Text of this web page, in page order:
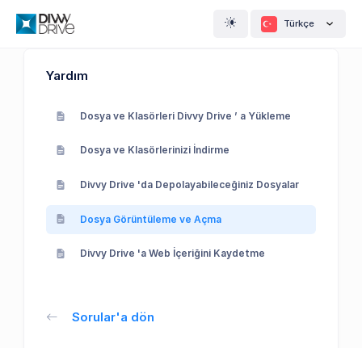
Türkçe
Yardım
Dosya ve Klasörleri Divvy Drive ’ a Yükleme
Dosya ve Klasörlerinizi İndirme
Divvy Drive 'da Depolayabileceğiniz Dosyalar
Dosya Görüntüleme ve Açma
Divvy Drive 'a Web İçeriğini Kaydetme
Sorular'a dön